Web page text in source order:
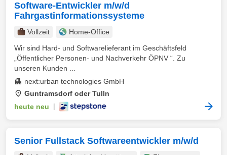
Software-Entwickler m/w/d
Fahrgastinformationssysteme
Vollzeit
Home-Office
Wir sind Hard- und Softwarelieferant im Geschäftsfeld
„Öffentlicher Personen- und Nachverkehr ÖPNV “. Zu
unseren Kunden ...
next:urban technologies GmbH
Guntramsdorf oder Tulln
heute neu
Senior Fullstack Softwareentwickler m/w/d